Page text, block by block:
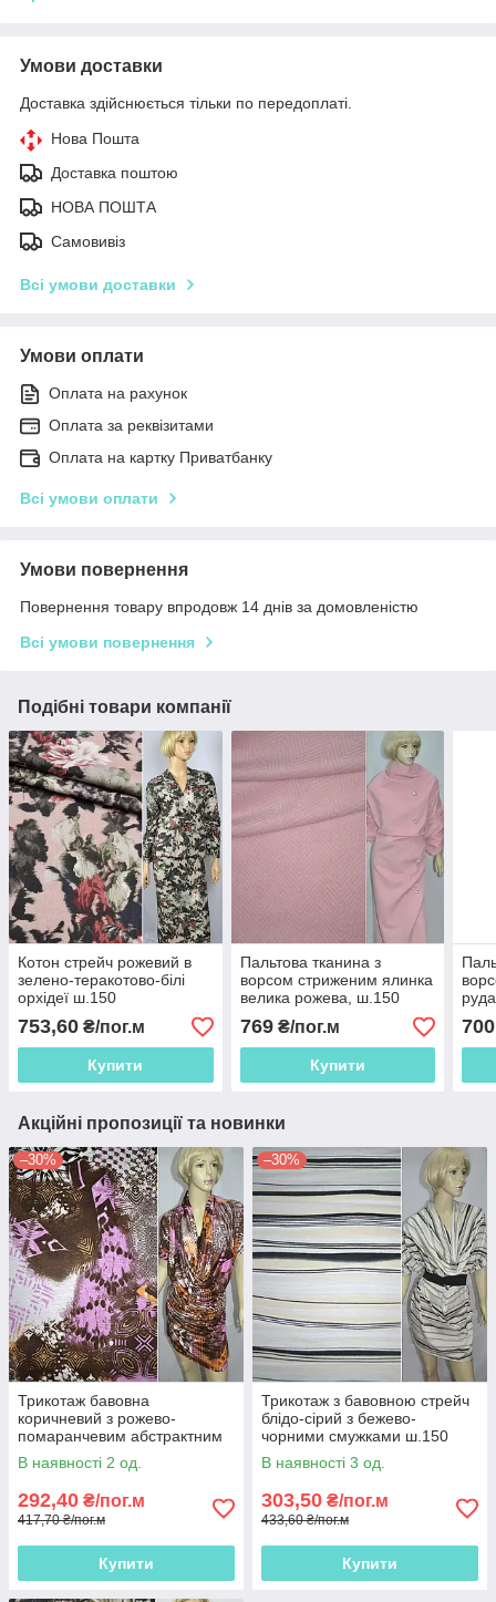
Умови доставки
Доставка здійснюється тільки по передоплаті.
Нова Пошта
Доставка поштою
НОВА ПОШТА
Самовивіз
Всі умови доставки
Умови оплати
Оплата на рахунок
Оплата за реквізитами
Оплата на картку Приватбанку
Всі умови оплати
Умови повернення
Повернення товару впродовж 14 днів за домовленістю
Всі умови повернення
Подібні товари компанії
Котон стрейч рожевий в
зелено-теракотово-білі
орхідеї ш.150
753,60 ₴/пог.м
Купити
Пальтова тканина з
ворсом стриженим ялинка
велика рожева, ш.150
769₴/пог.м
Купити
руда
Акційні пропозиції та новинки
–30%
Трикотаж бавовна
коричневий з рожево-
помаранчевим абстрактним
малюнком
В наявності 2 од.
292,40 ₴/пог.м
417,70 ₴/пог.м
Купити
–30%
Трикотаж з бавовною стрейч
блідо-сірий з бежево-
чорними смужками ш.150
В наявності 3 од.
303,50 ₴/пог.м
433,60 ₴/пог.м
Купити